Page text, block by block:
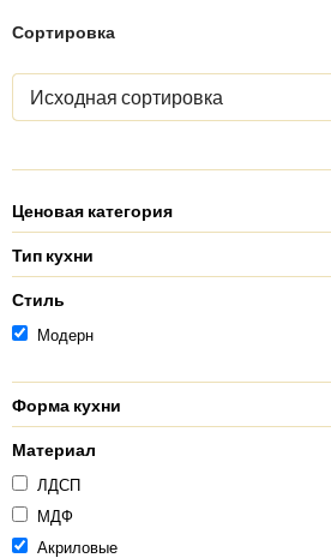
Сортировка
Исходная сортировка
Ценовая категория
Тип кухни
Стиль
Модерн
Форма кухни
Материал
ЛДСП
МДФ
Акриловые